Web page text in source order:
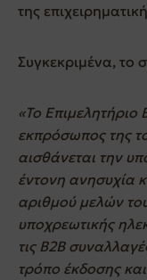
της
Συγκεκριμένα, το
«Το Επιμελητήριο
εκπρόσωπος της
αισθάνεται την
έντονη ανησυχία
αριθμού μελών
υποχρεωτικής
τις B2B
τρόπο έκδοσης